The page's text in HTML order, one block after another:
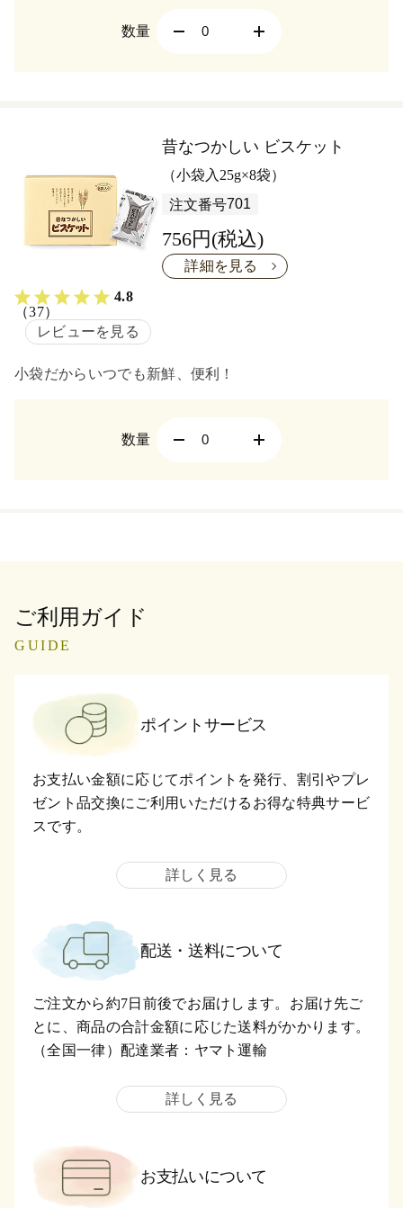
数量
4.8
（37）
レビューを見る
昔なつかしい ビスケット
（小袋入25g×8袋）
注文番号701
756円(税込)
詳細を見る
小袋だからいつでも新鮮、便利！
数量
ご利用ガイド
GUIDE
ポイントサービス
お支払い金額に応じてポイントを発行、割引やプレ
ゼント品交換にご利用いただけるお得な特典サービ
スです。
詳しく見る
配送・送料について
ご注文から約7日前後でお届けします。お届け先ご
とに、商品の合計金額に応じた送料がかかります。
（全国一律）配達業者：ヤマト運輸
詳しく見る
お支払いについて